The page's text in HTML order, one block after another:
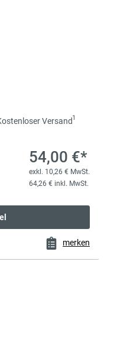
Versand1
54,00 €*
exkl. 10,26 € MwSt.
64,26 € inkl. MwSt.
merken